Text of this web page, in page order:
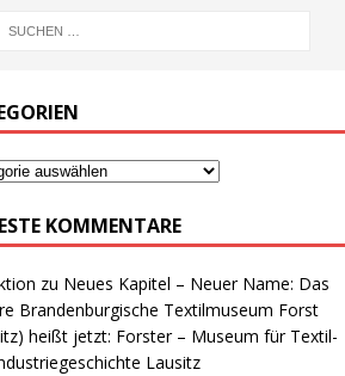
KOMMENTARE
zu Neues Kapitel – Neuer Name: Das
Brandenburgische Textilmuseum Forst
heißt jetzt: Forster – Museum für Textil-
Lausitz